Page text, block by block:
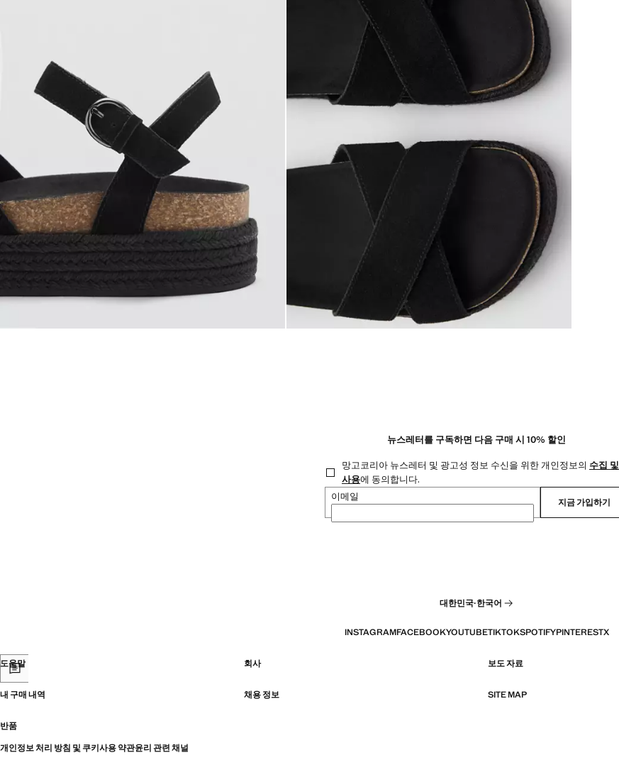
뉴스레터를 구독하면 다음 구매 시 10% 할인
망고코리아 뉴스레터 및 광고성 정보 수신을 위한 개인정보의 수집 및
사용에 동의합니다.
이메일
지금 가입하기
대한민국·한국어
INSTAGRAMFACEBOOKYOUTUBETIKTOKSPOTIFYPINTERESTX
도움말 회사 보도 자료
내 구매 내역 채용 정보 SITE MAP
반품
개인정보 처리 방침 및 쿠키사용 약관윤리 관련 채널